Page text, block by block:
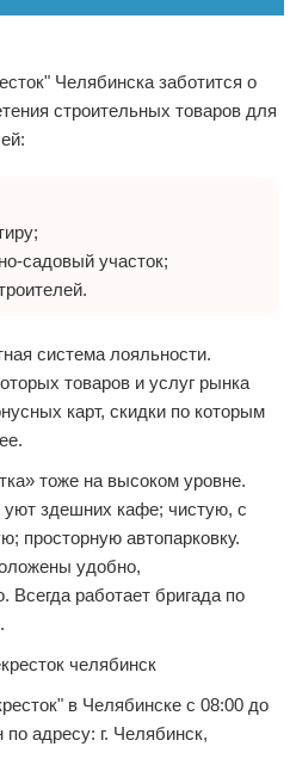
Челябинска заботится о
строительных товаров для
садовый участок;
система лояльности.
товаров и услуг рынка
карт, скидки по которым
тоже на высоком уровне.
уют здешних кафе; чистую, с
просторную автопарковку.
удобно,
Всегда работает бригада по
в Челябинске с 08:00 до
адресу: г. Челябинск,